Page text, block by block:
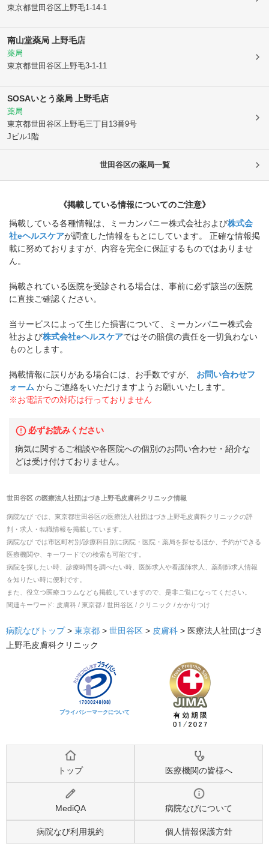
東京都世田谷区 上野毛1-14-1
南山堂薬局 上野毛店
薬局
東京都世田谷区 上野毛3-1-11
SOSAいとう薬局 上野毛店
薬局
東京都世田谷区 上野毛三丁目13番9号
Jビル1階
世田谷区の薬局一覧
《掲載している情報についてのご注意》
掲載している各種情報は、ミーカンパニー株式会社および株式会
社eヘルスケアが調査した情報をもとにしています。 正確な情報掲
載に努めておりますが、内容を完全に保証するものではありませ
ん。
掲載されている医院を受診される場合は、事前に必ず該当の医院
に直接ご確認ください。
当サービスによって生じた損害について、ミーカンパニー株式会
社および株式会社eヘルスケアではその賠償の責任を一切負わない
ものとします。
掲載情報に誤りがある場合には、お手数ですが、
お問い合わせフ
ォーム からご連絡をいただけますようお願いいたします。
※お電話での対応は行っておりません
必ずお読みください
病気に関するご相談や各医院への個別のお問い合わせ・紹介な
どは受け付けておりません。
世田谷区の医療法人社団はづき上野毛皮膚科クリニック情報
病院なび では、 東京都世田谷区の医療法人社団はづき上野毛皮膚科クリニックの評
判・求人・転職情報を掲載しています。
病院なび では市区町村別/診療科目別に病院・医院・薬局を探せるほか、予約ができる
医療機関や、キーワードでの検索も可能です。
病院を探したい時、診療時間を調べたい時、医師求人や看護師求人、薬剤師求人情報
を知りたい時に便利です。
また、役立つ医療コラムなども掲載していますので、是非ご覧になってください。
関連キーワード: 皮膚科 / 東京都 / 世田谷区 / クリニック / かかりつけ
病院なびトップ > 東京都 > 世田谷区 > 皮膚科 > 医療法人社団はづき
上野毛皮膚科クリニック
プライバシーマークについて
トップ 医療機関の皆様へ
MediQA 病院なびについて
病院なび利用規約 個人情報保護方針